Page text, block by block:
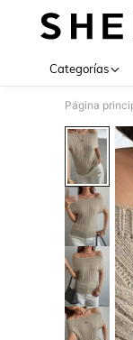
Categorías
Página